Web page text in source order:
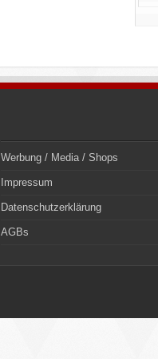
Werbung / Media / Shops
Impressum
Datenschutzerklärung
AGBs